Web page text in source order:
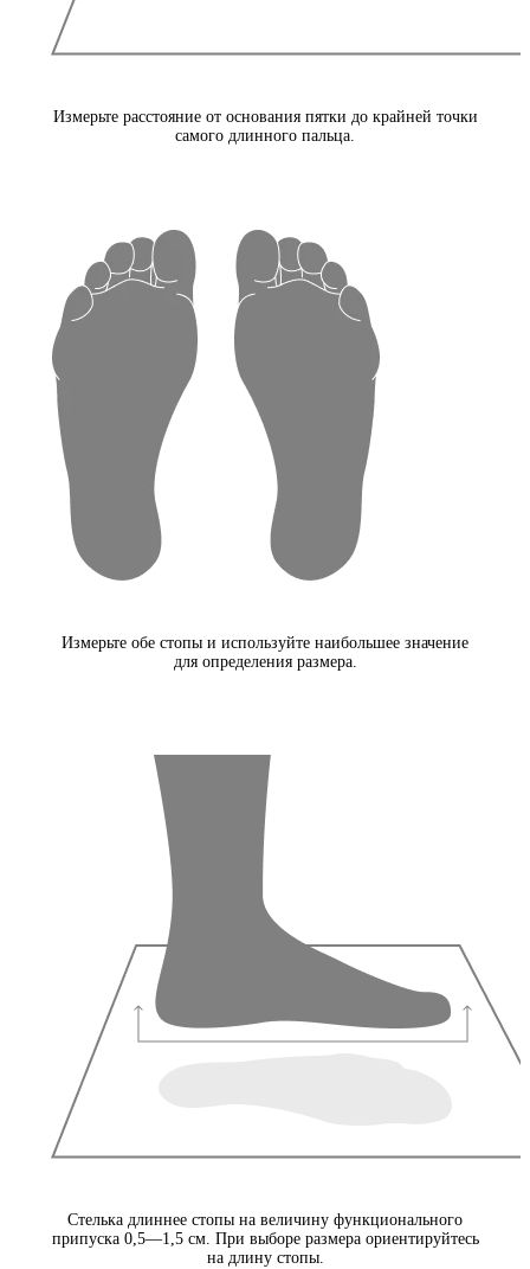
Измерьте расстояние от основания пятки до крайней точки
самого длинного пальца.
Измерьте обе стопы и используйте наибольшее значение
для определения размера.
Стелька длиннее стопы на величину функционального
припуска 0,5—1,5 см. При выборе размера ориентируйтесь
на длину стопы.